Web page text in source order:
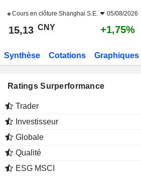
Cours en clôture Shanghai S.E. 05/08/2026
15,13 CNY +1,75%
Synthèse Cotations Graphiques
Ratings Surperformance
Trader
Investisseur
Globale
Qualité
ESG MSCI